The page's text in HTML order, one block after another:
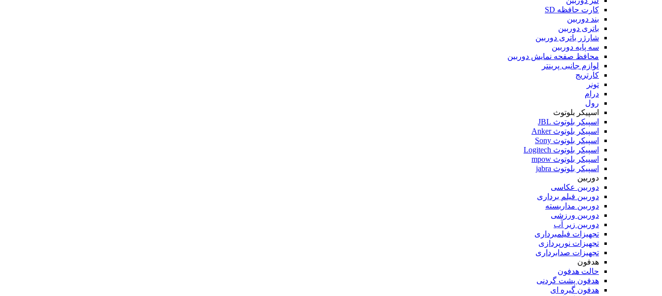
کارت حافظه SD
بند دوربین
باتری دوربین
شارژر باتری دوربین
سه پایه دوربین
محافظ صفحه نمایش دوربین
لوازم جانبی پرینتر
کارتریج
تونر
درام
رول
اسپیکر بلوتوث
اسپیکر بلوتوث JBL
اسپیکر بلوتوث Anker
اسپیکر بلوتوث Sony
اسپیکر بلوتوث Logitech
اسپیکر بلوتوث mpow
اسپیکر بلوتوث jabra
دوربین
دوربین عکاسی
دوربین فیلم برداری
دوربین مداربسته
دوربین ورزشی
دوربین زیر آب
تجهیزات فیلمبرداری
تجهیزات نورپردازی
تجهیزات صدابرداری
هدفون
حالت هدفون
هدفون پشت گردنی
هدفون گیره ای